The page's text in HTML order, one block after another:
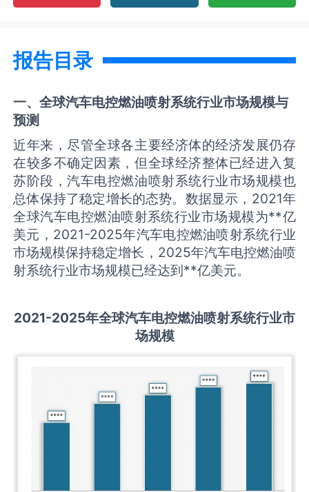
报告目录
一、全球汽车电控燃油喷射系统行业市场规模与
预测
近年来，尽管全球各主要经济体的经济发展仍存
在较多不确定因素，但全球经济整体已经进入复
苏阶段，汽车电控燃油喷射系统行业市场规模也
总体保持了稳定增长的态势。数据显示，2021年
全球汽车电控燃油喷射系统行业市场规模为**亿
美元，2021-2025年汽车电控燃油喷射系统行业
市场规模保持稳定增长，2025年汽车电控燃油喷
射系统行业市场规模已经达到**亿美元。
2021-2025年全球汽车电控燃油喷射系统行业市
场规模